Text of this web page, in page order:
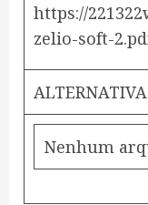
https://
zelio-soft-
Nenhum